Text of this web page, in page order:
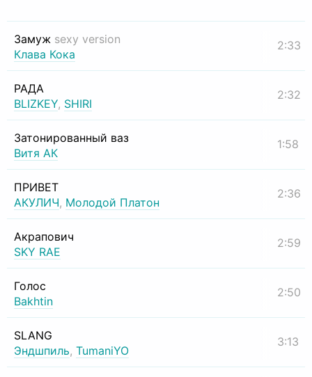
Замуж sexy version
Клава Кока
2:33
РАДА
BLIZKEY, SHIRI
2:32
Затонированный ваз
Витя АК
1:58
ПРИВЕТ
АКУЛИЧ, Молодой Платон
2:36
Акрапович
SKY RAE
2:59
Голос
Bakhtin
2:50
SLANG
Эндшпиль, TumaniYO
3:13